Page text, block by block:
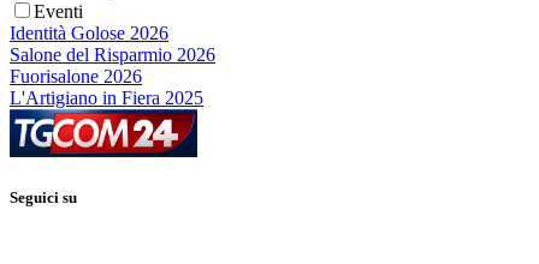
Eventi
Identità Golose 2026
Salone del Risparmio 2026
Fuorisalone 2026
L'Artigiano in Fiera 2025
Seguici su